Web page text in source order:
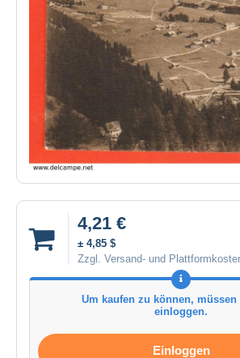
4,21 €
± 4,85 $
Zzgl. Versand- und
Um kaufen zu können,
einloggen.
Einloggen